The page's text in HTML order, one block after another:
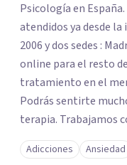
Psicología en
atendidos ya desde
2006 y dos sedes :
online para el resto del mundo.
tratamiento en el
Podrás sentirte
terapia. Trabajamos
terapia te resultará
tus objetivos. Entre
Adicciones Ansiedad